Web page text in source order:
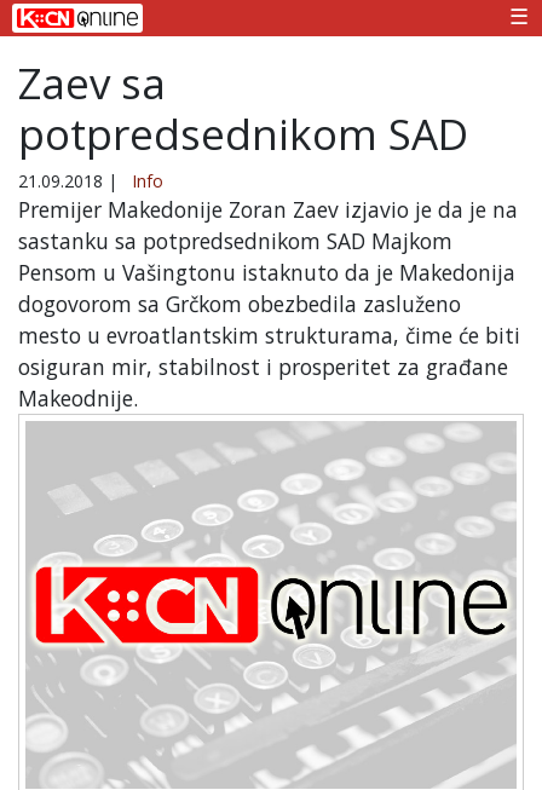
☰
Zaev sa
potpredsednikom SAD
21.09.2018 | Info
Premijer Makedonije Zoran Zaev izjavio je da je na
sastanku sa potpredsednikom SAD Majkom
Pensom u Vašingtonu istaknuto da je Makedonija
dogovorom sa Grčkom obezbedila zasluženo
mesto u evroatlantskim strukturama, čime će biti
osiguran mir, stabilnost i prosperitet za građane
Makeodnije.